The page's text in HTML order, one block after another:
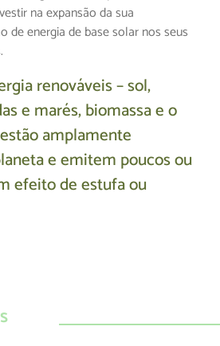
na expansão da sua
de energia de base solar nos seus
renováveis – sol,
e marés, biomassa e o
amplamente
e emitem poucos ou
efeito de estufa ou